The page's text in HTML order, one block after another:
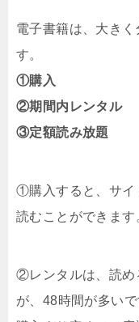
電子書籍は、大き
す。
①購入
②期間内レンタル
③定額読み放題
①購入すると、サイ
読むことができます
②レンタルは、読め
が、48時間が多いで